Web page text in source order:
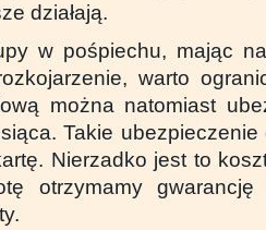
działają.
w pośpiechu, mając
warto
można natomiast
Takie
Nierzadko jest to
otrzymamy